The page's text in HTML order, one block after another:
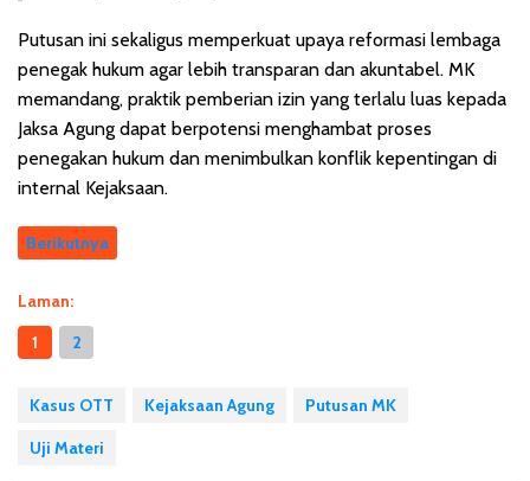
Putusan ini sekaligus memperkuat upaya reformasi lembaga
penegak hukum agar lebih transparan dan akuntabel. MK
memandang, praktik pemberian izin yang terlalu luas kepada
Jaksa Agung dapat berpotensi menghambat proses
penegakan hukum dan menimbulkan konflik kepentingan di
internal Kejaksaan.
Berikutnya
Laman:
1
2
Kasus OTT Kejaksaan Agung
Putusan MK
Uji Materi